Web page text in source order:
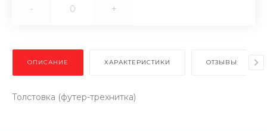
- +
ОПИСАНИЕ ХАРАКТЕРИСТИКИ ОТЗЫВЫ
Толстовка (футер-трехнитка)